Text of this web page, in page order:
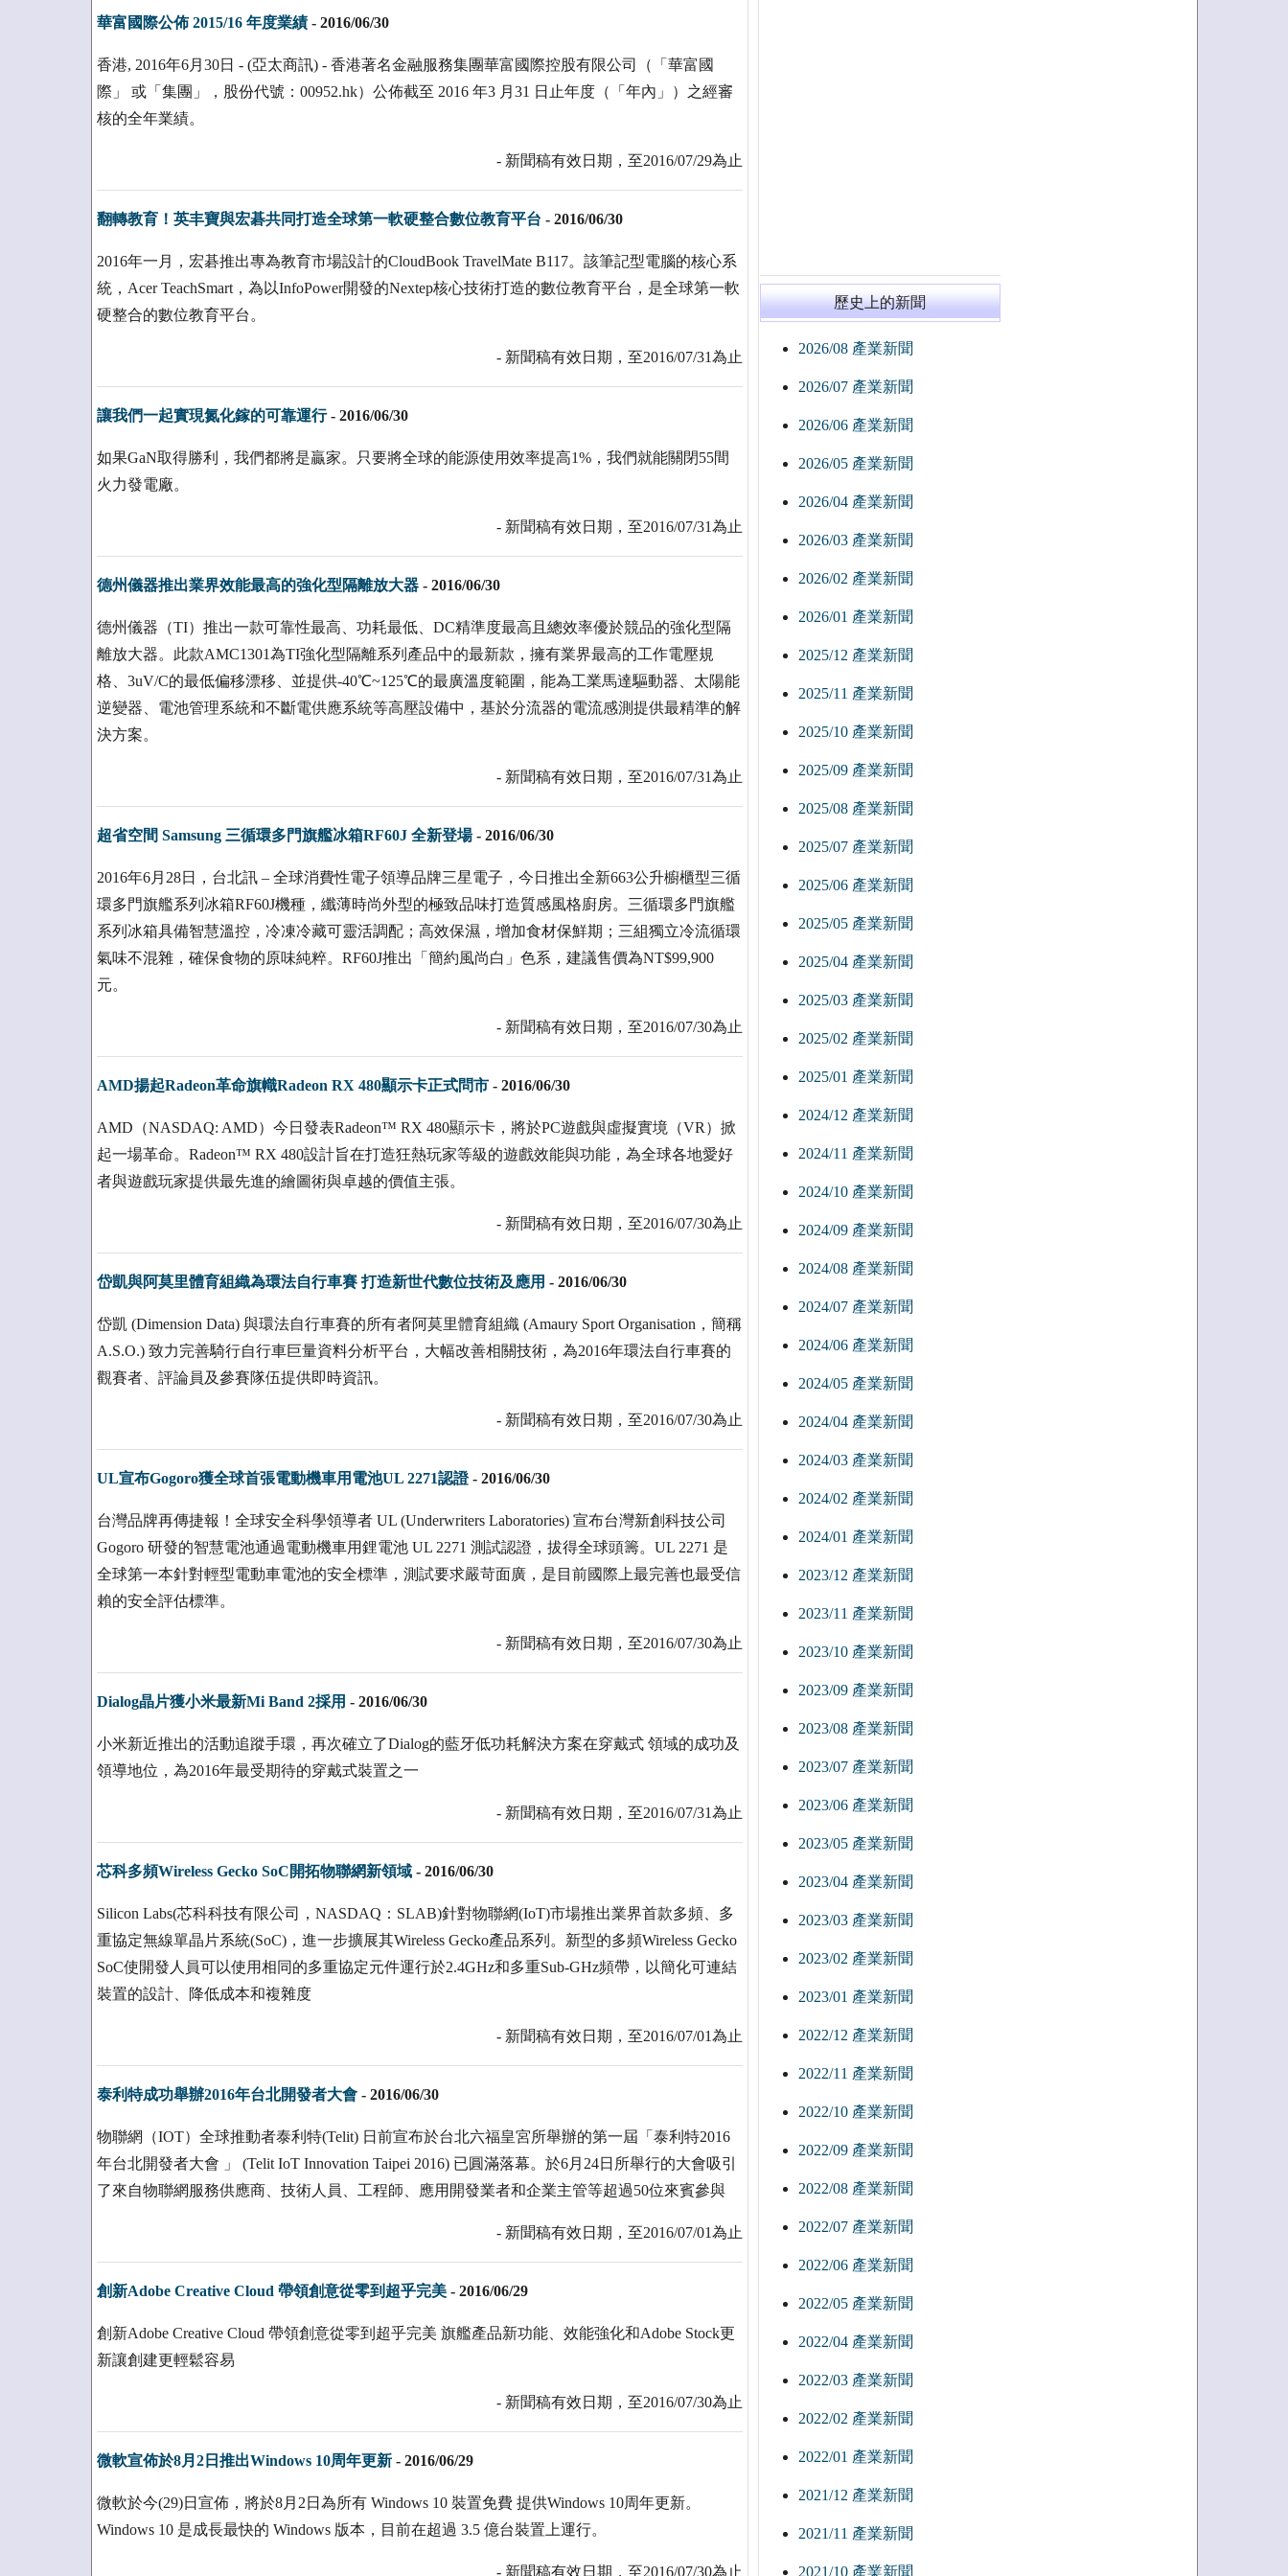
華富國際公佈 2015/16 年度業績- 2016/06/30
香港, 2016年6月30日 - (亞太商訊) - 香港著名金融服務集團華富國際控股有限公司（「華富國
際」 或「集團」，股份代號：00952.hk）公佈截至 2016 年3 月31 日止年度（「年內」）之經審
核的全年業績。
- 新聞稿有效日期，至2016/07/29為止
翻轉教育！英丰寶與宏碁共同打造全球第一軟硬整合數位教育平台 - 2016/06/30
2016年一月，宏碁推出專為教育市場設計的CloudBook TravelMate B117。該筆記型電腦的核心系
統，Acer TeachSmart，為以InfoPower開發的Nextep核心技術打造的數位教育平台，是全球第一軟
硬整合的數位教育平台。
- 新聞稿有效日期，至2016/07/31為止
讓我們一起實現氮化鎵的可靠運行- 2016/06/30
如果GaN取得勝利，我們都將是贏家。只要將全球的能源使用效率提高1%，我們就能關閉55間
火力發電廠。
- 新聞稿有效日期，至2016/07/31為止
德州儀器推出業界效能最高的強化型隔離放大器- 2016/06/30
德州儀器（TI）推出一款可靠性最高、功耗最低、DC精準度最高且總效率優於競品的強化型隔
離放大器。此款AMC1301為TI強化型隔離系列產品中的最新款，擁有業界最高的工作電壓規
格、3uV/C的最低偏移漂移、並提供-40℃~125℃的最廣溫度範圍，能為工業馬達驅動器、太陽能
逆變器、電池管理系統和不斷電供應系統等高壓設備中，基於分流器的電流感測提供最精準的解
決方案。
- 新聞稿有效日期，至2016/07/31為止
超省空間 Samsung 三循環多門旗艦冰箱RF60J 全新登場- 2016/06/30
2016年6月28日，台北訊 – 全球消費性電子領導品牌三星電子，今日推出全新663公升櫥櫃型三循
環多門旗艦系列冰箱RF60J機種，纖薄時尚外型的極致品味打造質感風格廚房。三循環多門旗艦
系列冰箱具備智慧溫控，冷凍冷藏可靈活調配；高效保濕，增加食材保鮮期；三組獨立冷流循環
氣味不混雜，確保食物的原味純粹。RF60J推出「簡約風尚白」色系，建議售價為NT$99,900
元。
- 新聞稿有效日期，至2016/07/30為止
AMD揚起Radeon革命旗幟Radeon RX 480顯示卡正式問市- 2016/06/30
AMD（NASDAQ: AMD）今日發表Radeon™ RX 480顯示卡，將於PC遊戲與虛擬實境（VR）掀
起一場革命。Radeon™ RX 480設計旨在打造狂熱玩家等級的遊戲效能與功能，為全球各地愛好
者與遊戲玩家提供最先進的繪圖術與卓越的價值主張。
- 新聞稿有效日期，至2016/07/30為止
岱凱與阿莫里體育組織為環法自行車賽 打造新世代數位技術及應用 - 2016/06/30
岱凱 (Dimension Data) 與環法自行車賽的所有者阿莫里體育組織 (Amaury Sport Organisation，簡稱
A.S.O.) 致力完善騎行自行車巨量資料分析平台，大幅改善相關技術，為2016年環法自行車賽的
觀賽者、評論員及參賽隊伍提供即時資訊。
- 新聞稿有效日期，至2016/07/30為止
UL宣布Gogoro獲全球首張電動機車用電池UL 2271認證- 2016/06/30
台灣品牌再傳捷報！全球安全科學領導者 UL (Underwriters Laboratories) 宣布台灣新創科技公司
Gogoro 研發的智慧電池通過電動機車用鋰電池 UL 2271 測試認證，拔得全球頭籌。UL 2271 是
全球第一本針對輕型電動車電池的安全標準，測試要求嚴苛面廣，是目前國際上最完善也最受信
賴的安全評估標準。
- 新聞稿有效日期，至2016/07/30為止
Dialog晶片獲小米最新Mi Band 2採用 - 2016/06/30
小米新近推出的活動追蹤手環，再次確立了Dialog的藍牙低功耗解決方案在穿戴式 領域的成功及
領導地位，為2016年最受期待的穿戴式裝置之一
- 新聞稿有效日期，至2016/07/31為止
芯科多頻Wireless Gecko SoC開拓物聯網新領域- 2016/06/30
Silicon Labs(芯科科技有限公司，NASDAQ：SLAB)針對物聯網(IoT)市場推出業界首款多頻、多
重協定無線單晶片系統(SoC)，進一步擴展其Wireless Gecko產品系列。新型的多頻Wireless Gecko
SoC使開發人員可以使用相同的多重協定元件運行於2.4GHz和多重Sub-GHz頻帶，以簡化可連結
裝置的設計、降低成本和複雜度
- 新聞稿有效日期，至2016/07/01為止
泰利特成功舉辦2016年台北開發者大會- 2016/06/30
物聯網（IOT）全球推動者泰利特(Telit) 日前宣布於台北六福皇宮所舉辦的第一屆「泰利特2016
年台北開發者大會 」 (Telit IoT Innovation Taipei 2016) 已圓滿落幕。於6月24日所舉行的大會吸引
了來自物聯網服務供應商、技術人員、工程師、應用開發業者和企業主管等超過50位來賓參與
- 新聞稿有效日期，至2016/07/01為止
創新Adobe Creative Cloud 帶領創意從零到超乎完美- 2016/06/29
創新Adobe Creative Cloud 帶領創意從零到超乎完美 旗艦產品新功能、效能強化和Adobe Stock更
新讓創建更輕鬆容易
- 新聞稿有效日期，至2016/07/30為止
微軟宣佈於8月2日推出Windows 10周年更新- 2016/06/29
微軟於今(29)日宣佈，將於8月2日為所有 Windows 10 裝置免費 提供Windows 10周年更新。
Windows 10 是成長最快的 Windows 版本，目前在超過 3.5 億台裝置上運行。
- 新聞稿有效日期，至2016/07/30為止
歷史上的新聞
2026/08 產業新聞
2026/07 產業新聞
2026/06 產業新聞
2026/05 產業新聞
2026/04 產業新聞
2026/03 產業新聞
2026/02 產業新聞
2026/01 產業新聞
2025/12 產業新聞
2025/11 產業新聞
2025/10 產業新聞
2025/09 產業新聞
2025/08 產業新聞
2025/07 產業新聞
2025/06 產業新聞
2025/05 產業新聞
2025/04 產業新聞
2025/03 產業新聞
2025/02 產業新聞
2025/01 產業新聞
2024/12 產業新聞
2024/11 產業新聞
2024/10 產業新聞
2024/09 產業新聞
2024/08 產業新聞
2024/07 產業新聞
2024/06 產業新聞
2024/05 產業新聞
2024/04 產業新聞
2024/03 產業新聞
2024/02 產業新聞
2024/01 產業新聞
2023/12 產業新聞
2023/11 產業新聞
2023/10 產業新聞
2023/09 產業新聞
2023/08 產業新聞
2023/07 產業新聞
2023/06 產業新聞
2023/05 產業新聞
2023/04 產業新聞
2023/03 產業新聞
2023/02 產業新聞
2023/01 產業新聞
2022/12 產業新聞
2022/11 產業新聞
2022/10 產業新聞
2022/09 產業新聞
2022/08 產業新聞
2022/07 產業新聞
2022/06 產業新聞
2022/05 產業新聞
2022/04 產業新聞
2022/03 產業新聞
2022/02 產業新聞
2022/01 產業新聞
2021/12 產業新聞
2021/11 產業新聞
2021/10 產業新聞